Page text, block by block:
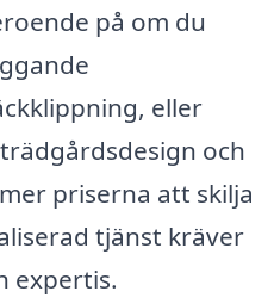
på om du
eller
och
priserna att skilja
tjänst kräver
expertis.